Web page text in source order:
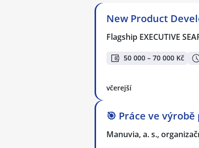
New Product
Flagship EXECUTIVE
50 000 – 70 000 Kč
včerejší
🎯 Práce ve
Manuvia, a. s.,